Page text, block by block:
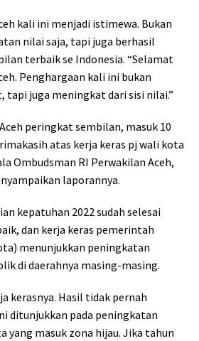
kali ini menjadi istimewa. Bukan
nilai saja, tapi juga berhasil
terbaik se Indonesia. “Selamat
Penghargaan kali ini bukan
tapi juga meningkat dari sisi nilai.”
peringkat sembilan, masuk 10
atas kerja keras pj wali kota
Ombudsman RI Perwakilan Aceh,
laporannya.
kepatuhan 2022 sudah selesai
dan kerja keras pemerintah
menunjukkan peningkatan
di daerahnya masing-masing.
kerasnya. Hasil tidak pernah
ditunjukkan pada peningkatan
yang masuk zona hijau. Jika tahun